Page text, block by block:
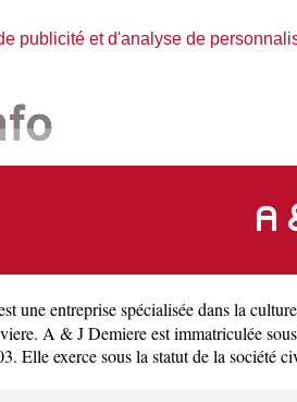
publicité et d'analyse de
A
uneentreprise spécialisée dans la
A & J Demiere est immatriculée
Elle exerce sous la statut de la société